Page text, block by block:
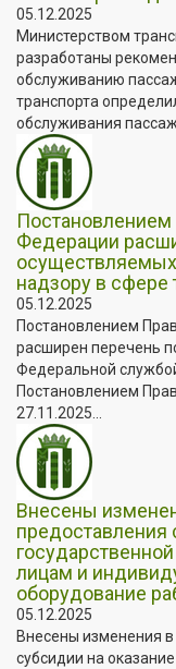
05.12.2025
Министерством
разработаны
обслуживанию
транспорта
обслуживания
Постановлением
Федерации
надзору в сфере
05.12.2025
Постановлением
расширен перечень
Федеральной
Постановлением
27.11.2025...
Внесены
предоставления
лицам и
оборудование
05.12.2025
Внесены изменения
субсидии на